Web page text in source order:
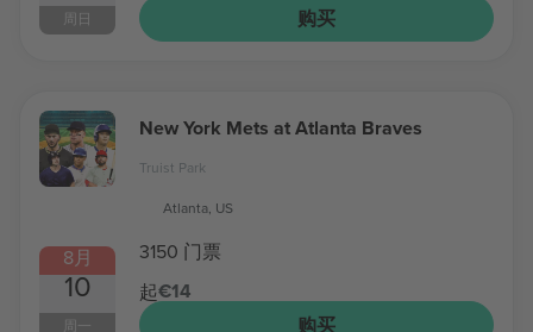
周日
购买
8月
10
周一
New York Mets at Atlanta Braves
Truist Park
Atlanta, US
3150 门票
起€14
购买